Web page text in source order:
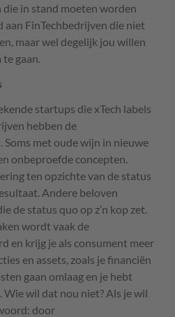
in stand moeten worden
FinTechbedrijven die niet
maar wel degelijk jou willen
gaan.
startups die xTech labels
hebben de
met oude wijn in nieuwe
onbeproefde concepten.
ten opzichte van de status
Andere beloven
de status quo op z’n kop zet.
wordt vaak de
en krijg je als consument meer
en assets, zoals je financiën
gaan omlaag en je hebt
Wie wil dat nou niet? Als je wil
door